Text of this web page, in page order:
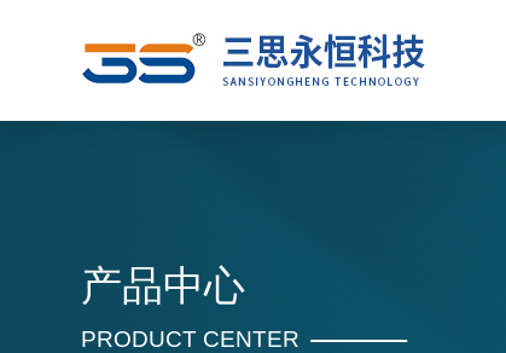
产品中心
PRODUCT CENTER